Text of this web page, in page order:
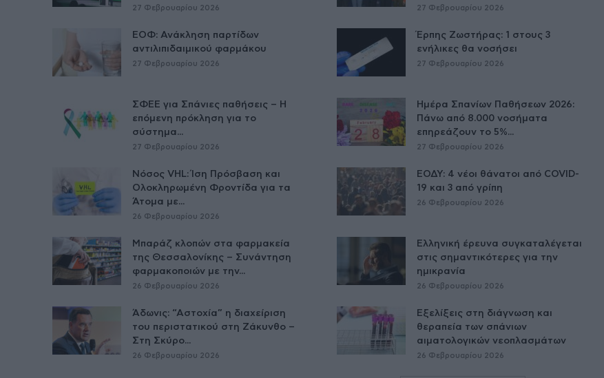
27 Φεβρουαρίου 2026 27 Φεβρουαρίου 2026
ΕΟΦ: Ανάκληση παρτίδων
αντιλιπιδαιμικού φαρμάκου
27 Φεβρουαρίου 2026
Έρπης Ζωστήρας: 1 στους 3
ενήλικες θα νοσήσει
27 Φεβρουαρίου 2026
ΣΦΕΕ για Σπάνιες παθήσεις – Η
επόμενη πρόκληση για το
σύστημα...
27 Φεβρουαρίου 2026
Ημέρα Σπανίων Παθήσεων 2026:
Πάνω από 8.000 νοσήματα
επηρεάζουν το 5%...
27 Φεβρουαρίου 2026
Νόσος VHL: Ίση Πρόσβαση και
Ολοκληρωμένη Φροντίδα για τα
Άτομα με...
26 Φεβρουαρίου 2026
ΕΟΔΥ: 4 νέοι θάνατοι από COVID-
19 και 3 από γρίπη
26 Φεβρουαρίου 2026
Μπαράζ κλοπών στα φαρμακεία
της Θεσσαλονίκης – Συνάντηση
φαρμακοποιών με την...
26 Φεβρουαρίου 2026
Ελληνική έρευνα συγκαταλέγεται
στις σημαντικότερες για την
ημικρανία
26 Φεβρουαρίου 2026
Άδωνις: “Αστοχία” η διαχείριση
του περιστατικού στη Ζάκυνθο –
Στη Σκύρο...
26 Φεβρουαρίου 2026
Εξελίξεις στη διάγνωση και
θεραπεία των σπάνιων
αιματολογικών νεοπλασμάτων
26 Φεβρουαρίου 2026